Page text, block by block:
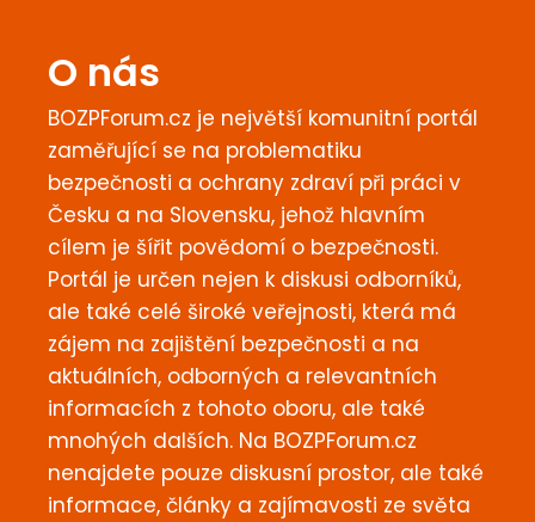
O nás
BOZPForum.cz je největší komunitní portál
zaměřující se na problematiku
bezpečnosti a ochrany zdraví při práci v
Česku a na Slovensku, jehož hlavním
cílem je šířit povědomí o bezpečnosti.
Portál je určen nejen k diskusi odborníků,
ale také celé široké veřejnosti, která má
zájem na zajištění bezpečnosti a na
aktuálních, odborných a relevantních
informacích z tohoto oboru, ale také
mnohých dalších. Na BOZPForum.cz
nenajdete pouze diskusní prostor, ale také
informace, články a zajímavosti ze světa